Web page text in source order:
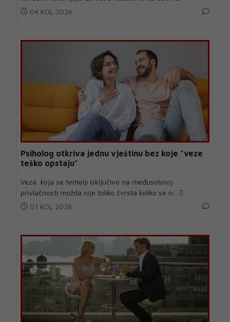
04 KOL 2026
Psiholog otkriva jednu vještinu bez koje "veze
teško opstaju"
Veza koja se temelji isključivo na međusobnoj
privlačnosti možda nije toliko čvrsta koliko se n...
01 KOL 2026